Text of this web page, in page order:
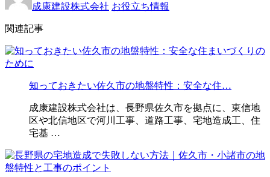
成康建設株式会社 お役立ち情報
関連記事
知っておきたい佐久市の地盤特性：安全な住…
成康建設株式会社は、長野県佐久市を拠点に、東信地
区や北信地区で河川工事、道路工事、宅地造成工、住
宅基 …